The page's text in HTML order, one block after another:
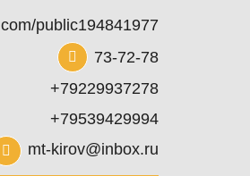
public194841977
73-72-78
+79229937278
+79539429994
mt-kirov@inbox.ru